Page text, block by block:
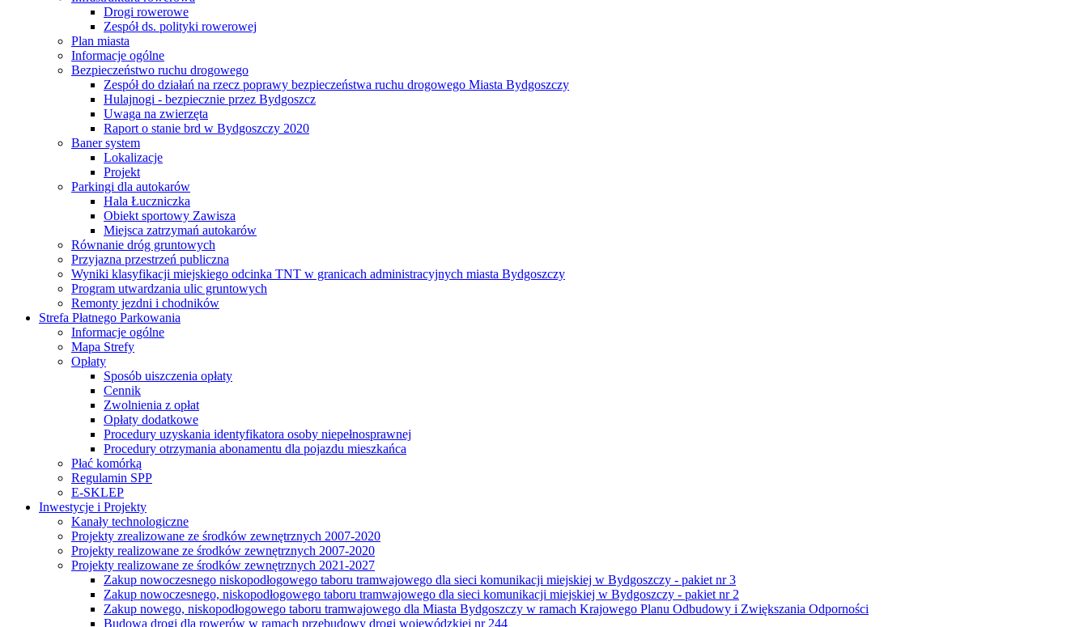
Drogi rowerowe
Zespół ds. polityki rowerowej
Plan miasta
Informacje ogólne
Bezpieczeństwo ruchu drogowego
Zespół do działań na rzecz poprawy bezpieczeństwa ruchu drogowego Miasta Bydgoszczy
Hulajnogi - bezpiecznie przez Bydgoszcz
Uwaga na zwierzęta
Raport o stanie brd w Bydgoszczy 2020
Baner system
Lokalizacje
Projekt
Parkingi dla autokarów
Hala Łuczniczka
Obiekt sportowy Zawisza
Miejsca zatrzymań autokarów
Równanie dróg gruntowych
Przyjazna przestrzeń publiczna
Wyniki klasyfikacji miejskiego odcinka TNT w granicach administracyjnych miasta Bydgoszczy
Program utwardzania ulic gruntowych
Remonty jezdni i chodników
Strefa Płatnego Parkowania
Informacje ogólne
Mapa Strefy
Opłaty
Sposób uiszczenia opłaty
Cennik
Zwolnienia z opłat
Opłaty dodatkowe
Procedury uzyskania identyfikatora osoby niepełnosprawnej
Procedury otrzymania abonamentu dla pojazdu mieszkańca
Płać komórką
Regulamin SPP
E-SKLEP
Inwestycje i Projekty
Kanały technologiczne
Projekty zrealizowane ze środków zewnętrznych 2007-2020
Projekty realizowane ze środków zewnętrznych 2007-2020
Projekty realizowane ze środków zewnętrznych 2021-2027
Zakup nowoczesnego niskopodłogowego taboru tramwajowego dla sieci komunikacji miejskiej w Bydgoszczy - pakiet nr 3
Zakup nowoczesnego, niskopodłogowego taboru tramwajowego dla sieci komunikacji miejskiej w Bydgoszczy - pakiet nr 2
Zakup nowego, niskopodłogowego taboru tramwajowego dla Miasta Bydgoszczy w ramach Krajowego Planu Odbudowy i Zwiększania Odporności
Budowa drogi dla rowerów w ramach przebudowy drogi wojewódzkiej nr 244